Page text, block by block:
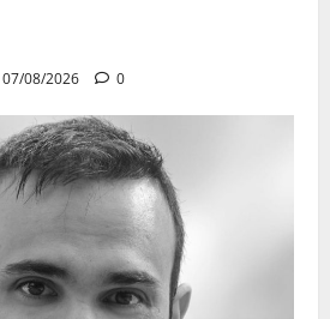
07/08/2026 0